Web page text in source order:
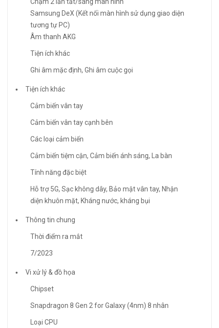
Samsung DeX (Kết nối màn hình sử dụng giao diện
tương tự PC)
Âm thanh AKG
Tiện ích khác
Ghi âm mặc định, Ghi âm cuộc gọi
Tiện ích khác
Cảm biến vân tay
Cảm biến vân tay cạnh bên
Các loại cảm biến
Cảm biến tiệm cận, Cảm biến ánh sáng, La bàn
Tính năng đặc biệt
Hỗ trợ 5G, Sạc không dây, Bảo mật vân tay, Nhận
diện khuôn mặt, Kháng nước, kháng bụi
Thông tin chung
Thời điểm ra mắt
7/2023
Vi xử lý & đồ họa
Chipset
Snapdragon 8 Gen 2 for Galaxy (4nm) 8 nhân
Loại CPU